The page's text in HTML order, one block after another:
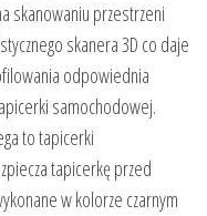
skanowaniu przestrzeni
skanera 3D co daje
odpowiednia
samochodowej.
to tapicerki
tapicerkę przed
w kolorze czarnym